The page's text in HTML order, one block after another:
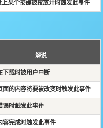
上某个按键被按放开时触发此事件
解说
下载时被用户中断
面的内容将要被改变时触发此事件
误时触发此事件
容完成时触发此事件